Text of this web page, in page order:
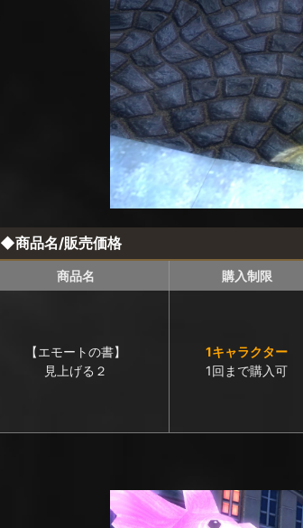
◆商品名/販売価格
商品名 購入制限
【エモートの書】
見上げる２
1キャラクター
1回まで購入可